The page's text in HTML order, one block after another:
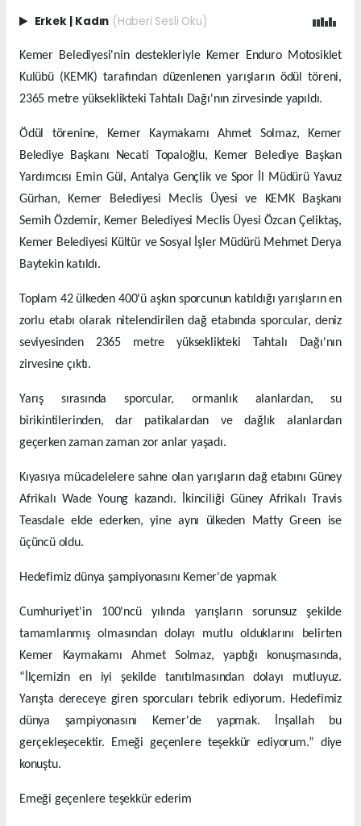
Erkek Kadın (Haberi Sesli Oku)
Kemer Belediyesi'nin destekleriyle Kemer Enduro Motosiklet
Kulübü (KEMK) tarafından düzenlenen yarışların ödül töreni,
2365 metre yükseklikteki Tahtalı Dağı'nın zirvesinde yapıldı.
Ödül törenine, Kemer Kaymakamı Ahmet Solmaz, Kemer
Belediye Başkanı Necati Topaloğlu, Kemer Belediye Başkan
Yardımcısı Emin Gül, Antalya Gençlik ve Spor İl Müdürü Yavuz
Gürhan, Kemer Belediyesi Meclis Üyesi ve KEMK Başkanı
Semih Özdemir, Kemer Belediyesi Meclis Üyesi Özcan Çeliktaş,
Kemer Belediyesi Kültür ve Sosyal İşler Müdürü Mehmet Derya
Baytekin katıldı.
Toplam 42 ülkeden 400'ü aşkın sporcunun katıldığı yarışların en
zorlu etabı olarak nitelendirilen dağ etabında sporcular, deniz
seviyesinden 2365 metre yükseklikteki Tahtalı Dağı'nın
zirvesine çıktı.
Yarış sırasında sporcular, ormanlık alanlardan, su
birikintilerinden, dar patikalardan ve dağlık alanlardan
geçerken zaman zaman zor anlar yaşadı.
Kıyasıya mücadelelere sahne olan yarışların dağ etabını Güney
Afrikalı Wade Young kazandı. İkinciliği Güney Afrikalı Travis
Teasdale elde ederken, yine aynı ülkeden Matty Green ise
üçüncü oldu.
Hedefimiz dünya şampiyonasını Kemer'de yapmak
Cumhuriyet'in 100'ncü yılında yarışların sorunsuz şekilde
tamamlanmış olmasından dolayı mutlu olduklarını belirten
Kemer Kaymakamı Ahmet Solmaz, yaptığı konuşmasında,
“İlçemizin en iyi şekilde tanıtılmasından dolayı mutluyuz.
Yarışta dereceye giren sporcuları tebrik ediyorum. Hedefimiz
dünya şampiyonasını Kemer'de yapmak. İnşallah bu
gerçekleşecektir. Emeği geçenlere teşekkür ediyorum.” diye
konuştu.
Emeği geçenlere teşekkür ederim